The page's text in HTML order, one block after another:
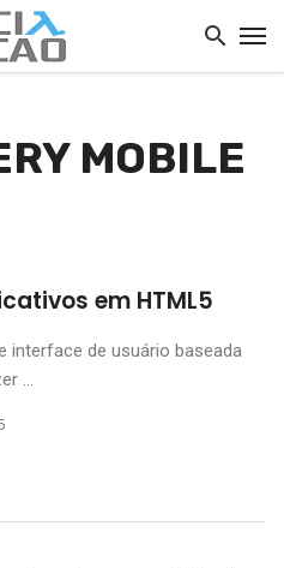
MOBILE
em HTML5
interface de usuário baseada
...